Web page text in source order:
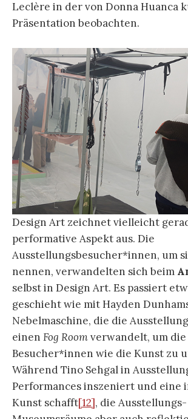
Leclère in der von Donna Huanca
Präsentation beobachten.
Design Art zeichnet vielleicht
performative Aspekt aus. Die
Ausstellungsbesucher*innen, um
nennen, verwandelten sich beim
selbst in Design Art. Es passiert
geschieht wie mit Hayden
Nebelmaschine, die die
einen Fog Roomverwandelt, um die
Besucher*innen wie die Kunst zu
Während Tino Sehgal in
Performances inszeniert und eine
Kunst schafft[12], die